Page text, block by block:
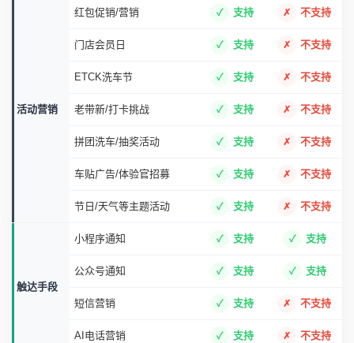
活动营销
红包促销/营销 支持 不支持
门店会员日 支持 不支持
ETCK洗车节 支持 不支持
老带新/打卡挑战 支持 不支持
拼团洗车/抽奖活动 支持 不支持
车贴广告/体验官招募 支持 不支持
节日/天气等主题活动 支持 不支持
触达手段
小程序通知 支持 支持
公众号通知 支持 支持
短信营销 支持 不支持
AI电话营销 支持 不支持